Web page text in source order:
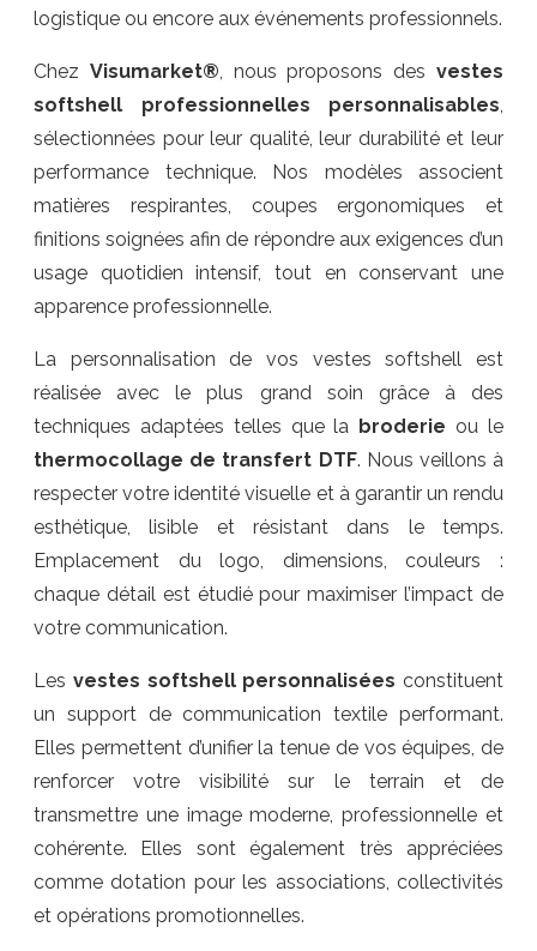
logistique ou encore aux événements professionnels.
Chez Visumarket®, nous proposons desvestes
softshell professionnelles personnalisables,
sélectionnées pour leur qualité, leur durabilité et leur
performance technique. Nos modèles associent
matières respirantes, coupes ergonomiques et
finitions soignées afin de répondre aux exigences d’un
usage quotidien intensif, tout en conservant une
apparence professionnelle.
La personnalisation de vos vestes softshell est
réalisée avec le plus grand soin grâce à des
techniques adaptées telles que la broderie ou le
thermocollage de transfert DTF. Nous veillons à
respecter votre identité visuelle et à garantir un rendu
esthétique, lisible et résistant dans le temps.
Emplacement du logo, dimensions, couleurs :
chaque détail est étudié pour maximiser l’impact de
votre communication.
Les vestes softshell personnalisées constituent
un support de communication textile performant.
Elles permettent d’unifier la tenue de vos équipes, de
renforcer votre visibilité sur le terrain et de
transmettre une image moderne, professionnelle et
cohérente. Elles sont également très appréciées
comme dotation pour les associations, collectivités
et opérations promotionnelles.